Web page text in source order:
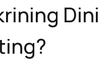
Dini